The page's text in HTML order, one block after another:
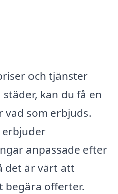
och tjänster
kan du få en
som erbjuds.
erbjuder
anpassade efter
det är värt att
begära offerter.